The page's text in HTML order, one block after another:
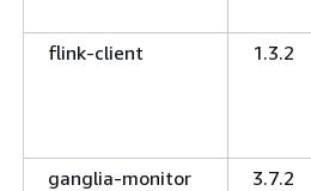
flink-client
1.3.2
ganglia-monitor
3.7.2